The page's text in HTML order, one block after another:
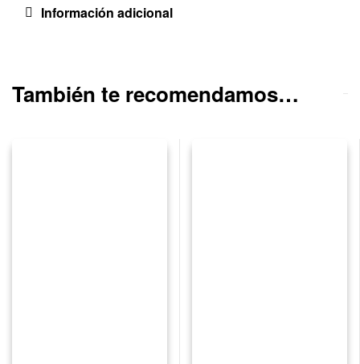
Información adicional
También te recomendamos…